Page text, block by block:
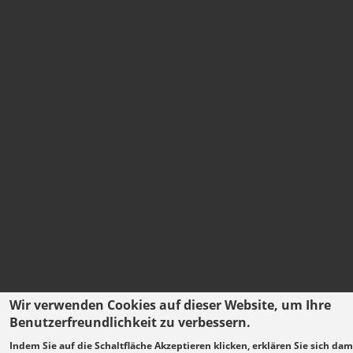
Wir verwenden Cookies auf dieser Website, um Ihre
Benutzerfreundlichkeit zu verbessern.
Indem Sie auf die Schaltfläche Akzeptieren klicken, erklären Sie sich